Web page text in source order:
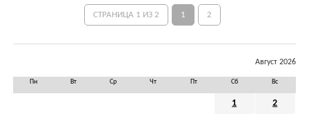
СТРАНИЦА 1 ИЗ 2 1 2
Август 2026
Пн Вт Ср Чт Пт Сб Вс
1 2